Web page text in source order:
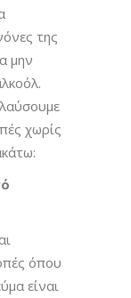
της
μην
χωρίς
όπου
είναι